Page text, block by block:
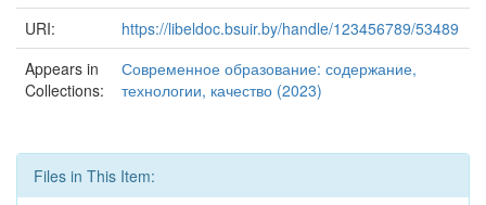
URI:
https://libeldoc.bsuir.by/handle/123456789/53489
Appears in
Collections:
Современное образование: содержание,
технологии, качество (2023)
Files in This Item: